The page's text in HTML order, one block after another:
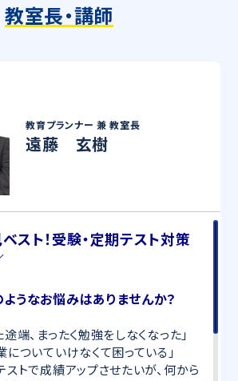
教室長・講師
教育プランナー 兼教室長
遠藤 玄樹
スト！受験・定期テスト対策
うなお悩みはありませんか？
端、まったく勉強をしなくなった」
についていけなくて困っている」
ストで成績アップさせたいが、何から